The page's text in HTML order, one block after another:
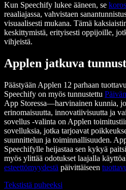
Kun Speechify lukee ääneen, se
reaaliajassa, vahvistaen
visuaalisesti mukana. Tämä
keskittymistä, erityisesti oppijoille,
vihjeistä.
Applen jatkuva
Päästyään Applen 12 parhaan
Speechify on myös tunnustettu
App Storessa—harvinainen kunnia,
erinomaisuutta, innovatiivisuutta ja
sovellus -valinta on Applen
sovelluksia, jotka tarjoavat
suunnittelun ja toiminnallisuuden.
Speechifylle heijastaa sen kykyä
myös ylittää odotukset laajalla
esteettömyydestä päivittäiseen
Tekstistä puheeksi